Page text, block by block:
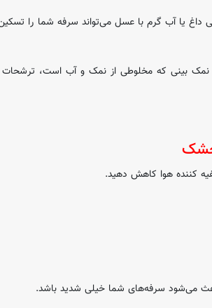
داغ یا آب گرم با عسل می‌تواند سرفه شما را
نمک بینی که مخلوطی از نمک و آب است، ترشحات
خشک
کننده هوا کاهش دهید.
می‌شود سرفه‌های شما خیلی شدید باشد.